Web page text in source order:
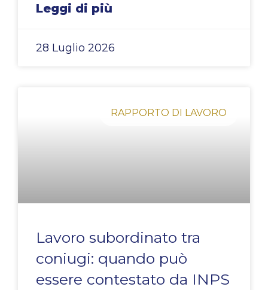
Leggi di più
28 Luglio 2026
RAPPORTO DI LAVORO
Lavoro subordinato tra
coniugi: quando può
essere contestato da INPS